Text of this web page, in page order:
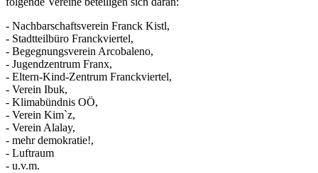
- Nachbarschaftsverein Franck Kistl,
- Stadtteilbüro Franckviertel,
- Begegnungsverein Arcobaleno,
- Jugendzentrum Franx,
- Eltern-Kind-Zentrum Franckviertel,
- Verein Ibuk,
- Klimabündnis OÖ,
- Verein Kim`z,
- Verein Alalay,
- mehr demokratie!,
- Luftraum
- u.v.m.